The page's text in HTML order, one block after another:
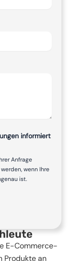
E-Commerce-
Produkte an
informiert
Anfrage
wenn Ihre
ist.